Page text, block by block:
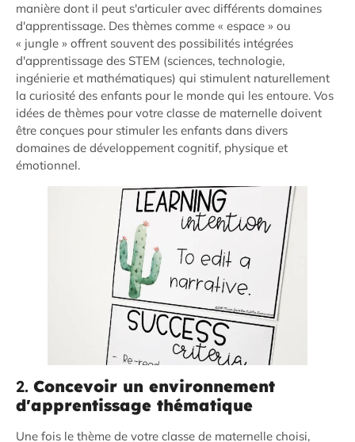
manière dont il peut s'articuler avec différents domaines
d'apprentissage. Des thèmes comme « espace » ou
« jungle » offrent souvent des possibilités intégrées
d'apprentissage des STEM (sciences, technologie,
ingénierie et mathématiques) qui stimulent naturellement
la curiosité des enfants pour le monde qui les entoure. Vos
idées de thèmes pour votre classe de maternelle doivent
être conçues pour stimuler les enfants dans divers
domaines de développement cognitif, physique et
émotionnel.
2. Concevoir un environnement
d'apprentissage thématique
Une fois le thème de votre classe de maternelle choisi,